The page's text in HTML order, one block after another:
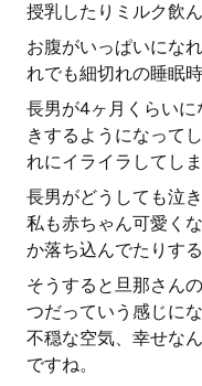
授乳したりミルク飲
お腹がいっぱいにな
れでも細切れの睡眠
長男が4ヶ月くらい
きするようになって
れにイライラしてし
長男がどうしても泣
私も赤ちゃん可愛く
か落ち込んでたりする
そうすると旦那さん
つだっていう感じに
不穏な空気、幸せな
ですね。